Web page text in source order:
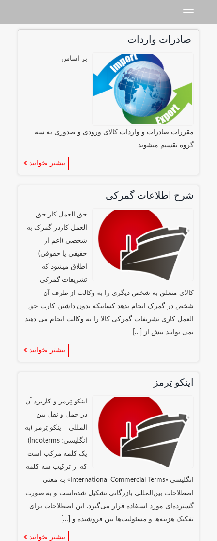
Toggle navigation
صادرات واردات
بر اساس
مقررات صادرات و واردات کالای ورودی و صدوری به سه
گروه تقسیم میشوند
بیشتر بخوانید
شرح اطلاعات گمرکی
حق العمل کار حق
العمل کاردر گمرک به
شخصی (اعم از
حقیقی یا حقوقی)
اطلاق میشود که
تشریفات گمرکی
کالای متعلق به شخص دیگری را به وکالت از طرف آن
شخص در گمرک انجام بدهد کسانیکه بدون داشتن کارت حق
العمل کاری تشریفات گمرکی کالا را به وکالت انجام می دهند
نمی توانند بیش از […]
بیشتر بخوانید
اینکو تِرمز
اینکو تِرمز و کاربرد آن
در حمل و نقل بین
المللی اینکو تِرمز (به
انگلیسی: Incoterms)
یک کلمه مرکب است
که از ترکیب سه کلمه
انگلیسی «International Commercial Terms» به معنی
اصطلاحات بین‌المللی بازرگانی تشکیل شده‌است و به صورت
گسترده‌ای مورد استفاده قرار می‌گیرد. این اصطلاحات برای
تفکیک هزینه‌ها و مسئولیت‌ها بین فروشنده و […]
بیشتر بخوانید